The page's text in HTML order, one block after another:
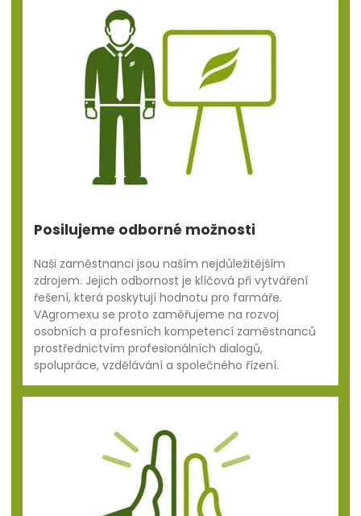
Posilujeme odborné možnosti
Naši zaměstnanci jsou naším nejdůležitějším
zdrojem. Jejich odbornost je klíčová při vytváření
řešení, která poskytují hodnotu pro farmáře.
VAgromexu se proto zaměřujeme na rozvoj
osobních a profesních kompetencí zaměstnanců
prostřednictvím profesionálních dialogů,
spolupráce, vzdělávání a společného řízení.